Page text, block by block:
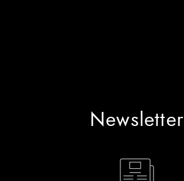
Newsletter